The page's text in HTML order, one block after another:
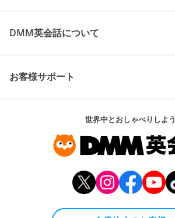
DMM英会話について
お客様サポート
世界中とおしゃべりしよう